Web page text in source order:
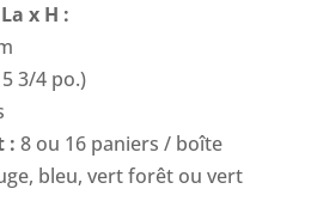
x H :
3/4 po.)
: 8 ou 16 paniers / boîte
bleu, vert forêt ou vert